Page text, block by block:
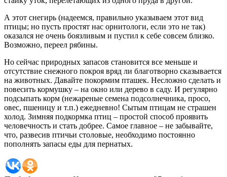
А этот снегирь (надеемся, правильно указываем этот вид
птицы; но пусть простят нас орнитологи, если это не так)
оказался не очень боязливым и пустил к себе совсем близко.
Возможно, переел рябины.
Но сейчас природных запасов становится все меньше и
отсутствие снежного покроя вряд ли благотворно сказывается
на животных. Давайте покормим пташек. Несложно сделать и
повесить кормушку – на окно или дерево в саду. И регулярно
подсыпать корм (нежареные семена подсолнечника, просо,
овес, пшеницу и т.п.) ежедневно! Сытым птицам не страшен
холод. Зимняя подкормка птиц – простой способ проявить
человечность и стать добрее. Самое главное – не забывайте,
что, развесив птичьи столовые, необходимо постоянно
пополнять запасы еды для пернатых.